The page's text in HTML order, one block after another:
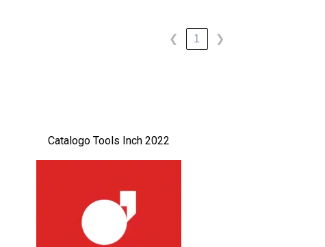
❮ 1 ❯
Catalogo Tools Inch 2022